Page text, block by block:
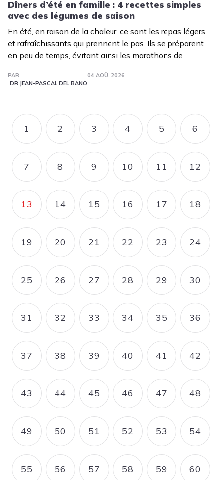
Dîners d’été en famille : 4 recettes simples
avec des légumes de saison
En été, en raison de la chaleur, ce sont les repas légers
et rafraîchissants qui prennent le pas. Ils se préparent
en peu de temps, évitant ainsi les marathons de
PAR
DR JEAN-PASCAL DEL BANO
04 AOÛ. 2026
Pagination
PAGE
1 PAGE
2 PAGE
3 PAGE
4 PAGE
5 PAGE
6
PAGE
7 PAGE
8 PAGE
9 PAGE
10 PAGE
11 PAGE
12
PAGE COURANTE
13 PAGE
14 PAGE
15 PAGE
16 PAGE
17 PAGE
18
PAGE
19 PAGE
20 PAGE
21 PAGE
22 PAGE
23 PAGE
24
PAGE
25 PAGE
26 PAGE
27 PAGE
28 PAGE
29 PAGE
30
PAGE
31 PAGE
32 PAGE
33 PAGE
34 PAGE
35 PAGE
36
PAGE
37 PAGE
38 PAGE
39 PAGE
40 PAGE
41 PAGE
42
PAGE
43 PAGE
44 PAGE
45 PAGE
46 PAGE
47 PAGE
48
PAGE
49 PAGE
50 PAGE
51 PAGE
52 PAGE
53 PAGE
54
PAGE
55 PAGE
56 PAGE
57 PAGE
58 PAGE
59 PAGE
60